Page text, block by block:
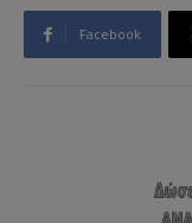
Facebook